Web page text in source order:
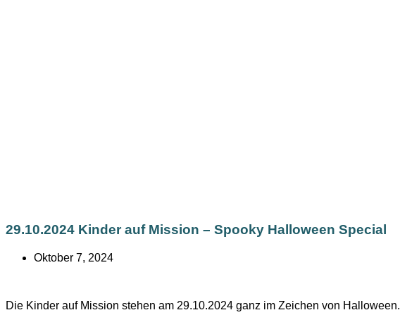
29.10.2024 Kinder auf Mission – Spooky Halloween Special
Oktober 7, 2024
Die Kinder auf Mission stehen am 29.10.2024 ganz im Zeichen von Halloween.